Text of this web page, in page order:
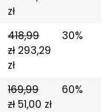
zł
418,99
zł 293,29
zł
30%
169,99
zł 51,00 zł
60%